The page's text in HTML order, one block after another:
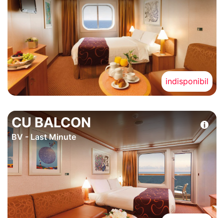
indisponibil
CU BALCON
BV - Last Minute